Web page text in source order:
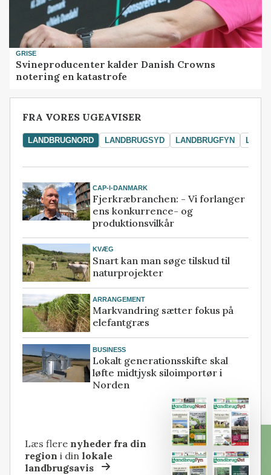
GRISE
Svineproducenter kalder Danish Crowns
notering en katastrofe
FRA VORES UGEAVISER
LANDBRUGNORD LANDBRUGSYD LANDBRUGFYN
CAP-I-DANMARK
Fjerkræbranchen: - Vi forlanger
ens konkurrence- og
produktionsvilkår
KVÆG
Snart kan man søge tilskud til
naturprojekter
ARRANGEMENT
Markvandring sætter fokus på
elefantgræs
BUSINESS
Lokalt generationsskifte skal
løfte midtjysk siloimportør i
Norden
Læs flere nyheder fra din
region i dinlokale
landbrugsavis